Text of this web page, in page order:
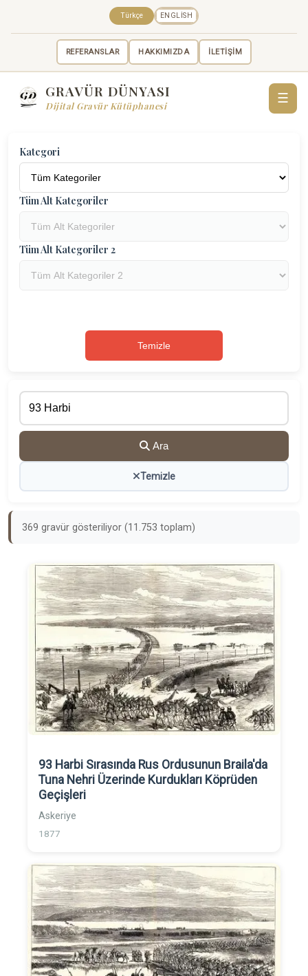
REFERANSLAR HAKKIMIZDA İLETİŞİM
Türkçe ENGLISH
GRAVÜR DÜNYASI
Dijital Gravür Kütüphanesi
☰
Kategori
Tüm Alt Kategoriler
Tüm Alt Kategoriler 2
Temizle
Ara
Temizle
369 gravür gösteriliyor (11.753 toplam)
93 Harbi Sırasında Rus Ordusunun Braila'da
Tuna Nehri Üzerinde Kurdukları Köprüden
Geçişleri
Askeriye
1877